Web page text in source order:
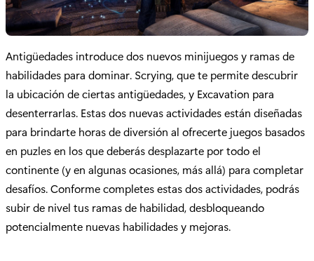
Antigüedades introduce dos nuevos minijuegos y ramas de
habilidades para dominar. Scrying, que te permite descubrir
la ubicación de ciertas antigüedades, y Excavation para
desenterrarlas. Estas dos nuevas actividades están diseñadas
para brindarte horas de diversión al ofrecerte juegos basados
en puzles en los que deberás desplazarte por todo el
continente (y en algunas ocasiones, más allá) para completar
desafíos. Conforme completes estas dos actividades, podrás
subir de nivel tus ramas de habilidad, desbloqueando
potencialmente nuevas habilidades y mejoras.